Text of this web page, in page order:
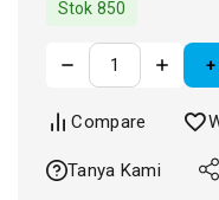
Stok 850
Compare
Tanya Kami